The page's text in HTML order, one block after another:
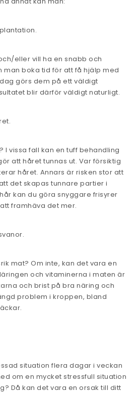
eller vill ha en snabb och
man boka tid för att få hjälp med
görs dem på ett väldigt
blir därför väldigt naturligt.
I vissa fall kan en tuff behandling
att håret tunnas ut. Var försiktig
håret. Annars är risken stor att
det skapas tunnare partier i
kan du göra snyggare frisyrer
framhäva det mer.
mat? Om inte, kan det vara en
och vitaminerna i maten är
och brist på bra näring och
problem i kroppen, bland
situation flera dagar i veckan
om en mycket stressfull situation
Då kan det vara en orsak till ditt